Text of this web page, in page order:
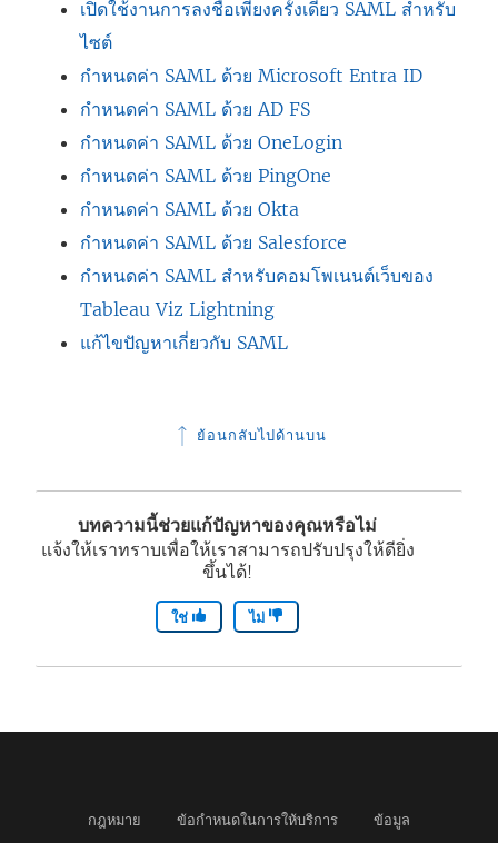
เปิดใช้งานการลงชื่อเพียงครั้งเดียว SAML สำหรับ
ไซต์
กำหนดค่า SAML ด้วย Microsoft Entra ID
กำหนดค่า SAML ด้วย AD FS
กำหนดค่า SAML ด้วย OneLogin
กำหนดค่า SAML ด้วย PingOne
กำหนดค่า SAML ด้วย Okta
กำหนดค่า SAML ด้วย Salesforce
กำหนดค่า SAML สำหรับคอมโพเนนต์เว็บของ
Tableau Viz Lightning
แก้ไขปัญหาเกี่ยวกับ SAML
ย้อนกลับไปด้านบน
บทความนี้ช่วยแก้ปัญหาของคุณหรือไม่
แจ้งให้เราทราบเพื่อให้เราสามารถปรับปรุงให้ดียิ่ง
ขึ้นได้!
ใช่ ไม่
กฎหมาย ข้อกำหนดในการให้บริการ ข้อมูล